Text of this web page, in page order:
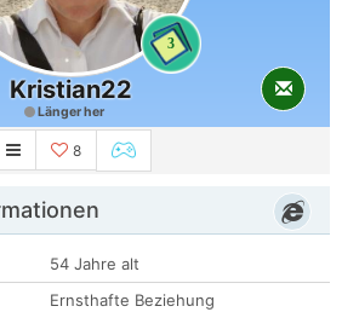
3
Kristian22
Länger her
8
54 Jahre alt
Ernsthafte Beziehung